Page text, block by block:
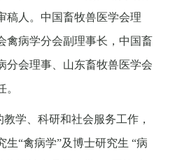
稿人。中国畜牧兽医学会理
禽病学分会副理事长，中国畜
分会理事、山东畜牧兽医学会
学、科研和社会服务工作，
生“禽病学”及博士研究生 “病